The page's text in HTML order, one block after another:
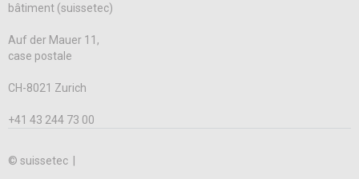
bâtiment (suissetec)
Auf der Mauer 11,
case postale
CH-8021 Zurich
+41 43 244 73 00
© suissetec |